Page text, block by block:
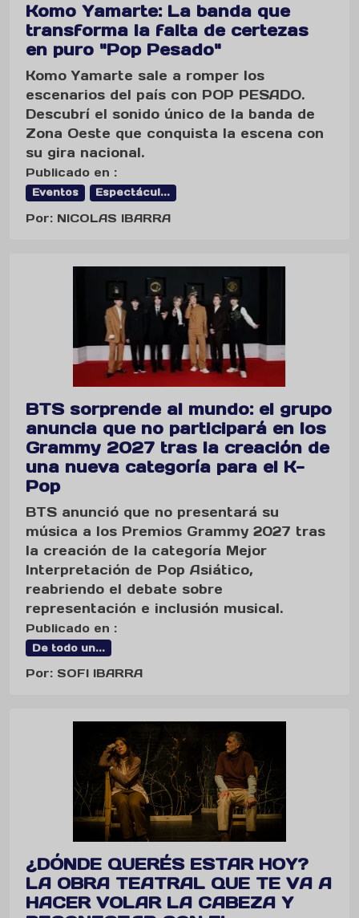
Komo Yamarte: La banda que
transforma la falta de certezas
en puro "Pop Pesado"
Komo Yamarte sale a romper los
escenarios del país con POP PESADO.
Descubrí el sonido único de la banda de
Zona Oeste que conquista la escena con
su gira nacional.
Publicado en :
Eventos Espectácul...
Por: NICOLAS IBARRA
BTS sorprende al mundo: el grupo
anuncia que no participará en los
Grammy 2027 tras la creación de
una nueva categoría para el K-
Pop
BTS anunció que no presentará su
música a los Premios Grammy 2027 tras
la creación de la categoría Mejor
Interpretación de Pop Asiático,
reabriendo el debate sobre
representación e inclusión musical.
Publicado en :
De todo un...
Por: SOFI IBARRA
¿DÓNDE QUERÉS ESTAR HOY?
LA OBRA TEATRAL QUE TE VA A
HACER VOLAR LA CABEZA Y